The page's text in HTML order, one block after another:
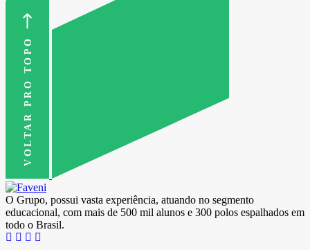
VOLTAR PRO TOPO
O Grupo, possui vasta experiência, atuando no segmento
educacional, com mais de 500 mil alunos e 300 polos espalhados em
todo o Brasil.